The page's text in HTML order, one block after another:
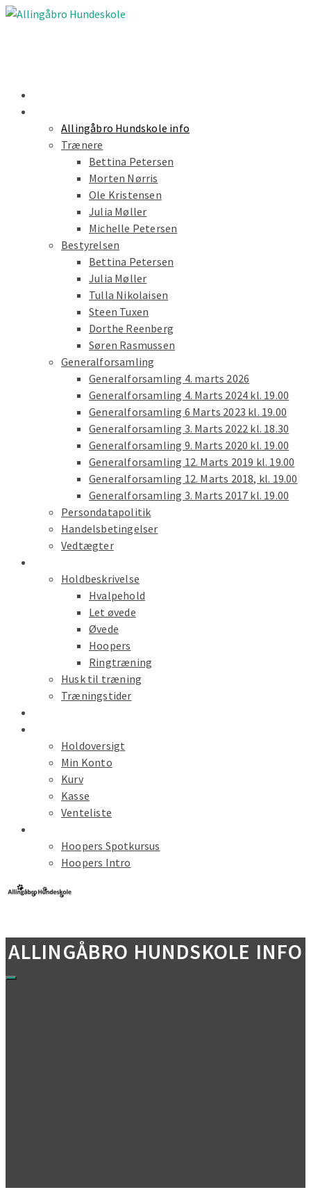
Allingåbro Hundskole info
Trænere
Bettina Petersen
Morten Nørris
Ole Kristensen
Julia Møller
Michelle Petersen
Bestyrelsen
Bettina Petersen
Julia Møller
Tulla Nikolaisen
Steen Tuxen
Dorthe Reenberg
Søren Rasmussen
Generalforsamling
Generalforsamling 4. marts 2026
Generalforsamling 4. Marts 2024 kl. 19.00
Generalforsamling 6 Marts 2023 kl. 19.00
Generalforsamling 3. Marts 2022 kl. 18.30
Generalforsamling 9. Marts 2020 kl. 19.00
Generalforsamling 12. Marts 2019 kl. 19.00
Generalforsamling 12. Marts 2018, kl. 19.00
Generalforsamling 3. Marts 2017 kl. 19.00
Persondatapolitik
Handelsbetingelser
Vedtægter
Holdbeskrivelse
Hvalpehold
Let øvede
Øvede
Hoopers
Ringtræning
Husk til træning
Træningstider
Holdoversigt
Min Konto
Kurv
Kasse
Venteliste
Hoopers Spotkursus
Hoopers Intro
ALLINGÅBRO HUNDSKOLE INFO